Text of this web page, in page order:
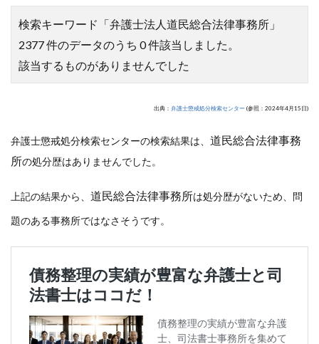
検索キーワード「弁護士法人道民総合法律事務所」
2377 件のデータのうち 0 件該当しました。
該当するものがありませんでした
出典： 弁護士懲戒処分検索センター (参照：2024年4月15日)
弁護士懲戒処分検索センターの検索結果は、 道民総合法律事務
所の処分歴はありませんでした。
上記の結果から、 道民総合法律事務所は処分歴がないため、問
題のある事務所ではなさそうです。